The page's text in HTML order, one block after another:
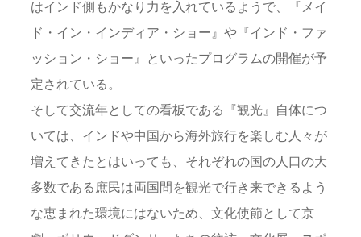
はインド側もかなり力を入れているようで、『メイ
ド・イン・インディア・ショー』や『インド・ファ
ッション・ショー』といったプログラムの開催が予
定されている。
そして交流年としての看板である『観光』自体につ
いては、インドや中国から海外旅行を楽しむ人々が
増えてきたとはいっても、それぞれの国の人口の大
多数である庶民は両国間を観光で行き来できるよう
な恵まれた環境にはないため、文化使節として京